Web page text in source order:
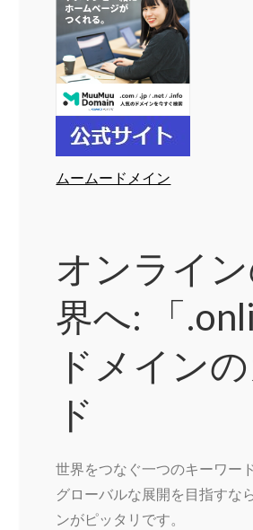
ムームードメイン
オンライ
界へ: 「
ドメイン
ド
世界をつなぐ一つのキーワード
グローバルな展開を目指すな
ンがピッタリです。